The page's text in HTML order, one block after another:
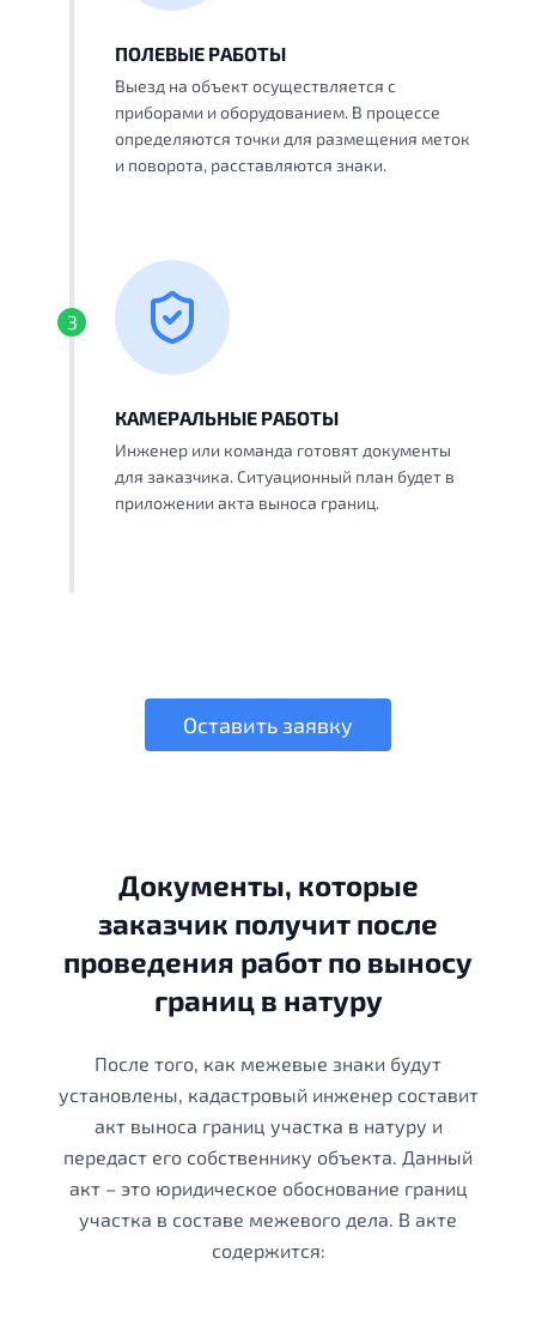
ПОЛЕВЫЕ РАБОТЫ
Выезд на объект осуществляется с
приборами и оборудованием. В процессе
определяются точки для размещения меток
и поворота, расставляются знаки.
3
КАМЕРАЛЬНЫЕ РАБОТЫ
Инженер или команда готовят документы
для заказчика. Ситуационный план будет в
приложении акта выноса границ.
Оставить заявку
Документы, которые
заказчик получит после
проведения работ по выносу
границ в натуру
После того, как межевые знаки будут
установлены, кадастровый инженер составит
акт выноса границ участка в натуру и
передаст его собственнику объекта. Данный
акт – это юридическое обоснование границ
участка в составе межевого дела. В акте
содержится: